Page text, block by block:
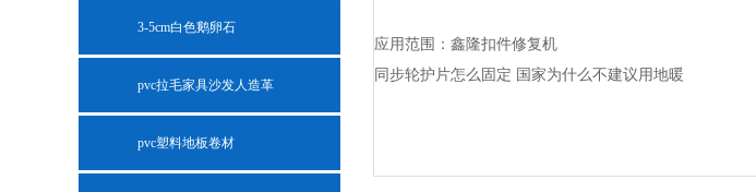
3-5cm白色鹅卵石
pvc拉毛家具沙发人造革
pvc塑料地板卷材
应用范围：鑫隆扣件修复机
同步轮护片怎么固定 国家为什么不建议用地暖